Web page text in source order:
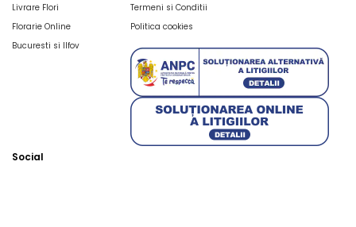
Livrare Flori
Florarie Online
Bucuresti si Ilfov
Termeni si Conditii
Politica cookies
Social